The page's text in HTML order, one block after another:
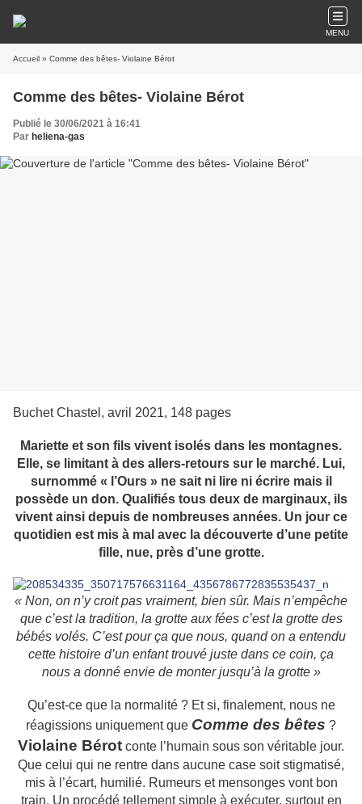
MENU
Accueil » Comme des bêtes- Violaine Bérot
Comme des bêtes- Violaine Bérot
Publié le 30/06/2021 à 16:41
Par heliena-gas
Buchet Chastel, avril 2021, 148 pages
Mariette et son fils vivent isolés dans les montagnes.
Elle, se limitant à des allers-retours sur le marché. Lui,
surnommé « l’Ours » ne sait ni lire ni écrire mais il
possède un don. Qualifiés tous deux de marginaux, ils
vivent ainsi depuis de nombreuses années. Un jour ce
quotidien est mis à mal avec la découverte d’une petite
fille, nue, près d’une grotte.
« Non, on n’y croit pas vraiment, bien sûr. Mais n’empêche
que c’est la tradition, la grotte aux fées c’est la grotte des
bébés volés. C’est pour ça que nous, quand on a entendu
cette histoire d’un enfant trouvé juste dans ce coin, ça
nous a donné envie de monter jusqu’à la grotte »
Qu’est-ce que la normalité ? Et si, finalement, nous ne
réagissions uniquement que Comme des bêtes ?
Violaine Bérot conte l’humain sous son véritable jour.
Que celui qui ne rentre dans aucune case soit stigmatisé,
mis à l’écart, humilié. Rumeurs et mensonges vont bon
train. Un procédé tellement simple à exécuter, surtout en